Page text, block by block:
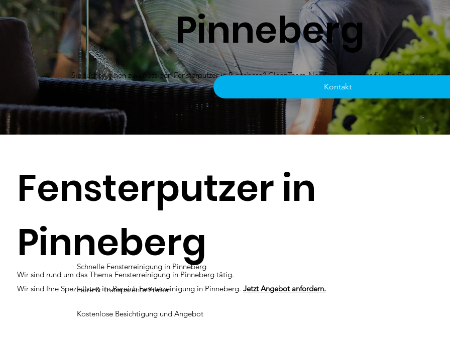
Pinneberg
Sie suchen einen zuverlässigen Fensterputzer in Pinneberg? CleanTeam-Nord ist Ihr Partner für die
Kontakt
Fensterputzer in
Pinneberg
Wir sind rund um das Thema Fensterreinigung in Pinneberg tätig.
Wir sind Ihre Spezialisten im Bereich Fensterreinigung in Pinneberg. Jetzt Angebot anfordern.
Schnelle Fensterreinigung in Pinneberg
Faire & Transparente Preise
Kostenlose Besichtigung und Angebot